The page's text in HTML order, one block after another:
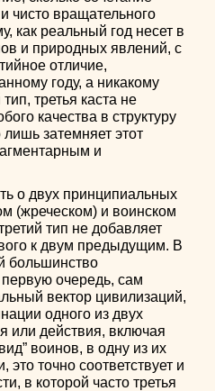
чисто вращательного
как реальный год несет в
и природных явлений, с
отличие,
году, а никакому
третья каста не
качества в структуру
лишь затемняет этот
и
о двух принципиальных
(жреческом) и воинском
тип не добавляет
к двум предыдущим. В
большинство
очередь, сам
вектор цивилизаций,
одного из двух
или действия, включая
воинов, в одну из их
это точно соответствует и
в которой часто третья